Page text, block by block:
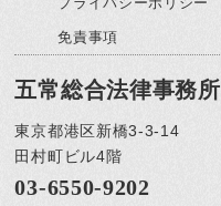
免責事項
五常総合法律事務所
東京都港区新橋3-3-14
田村町ビル4階
03-6550-9202